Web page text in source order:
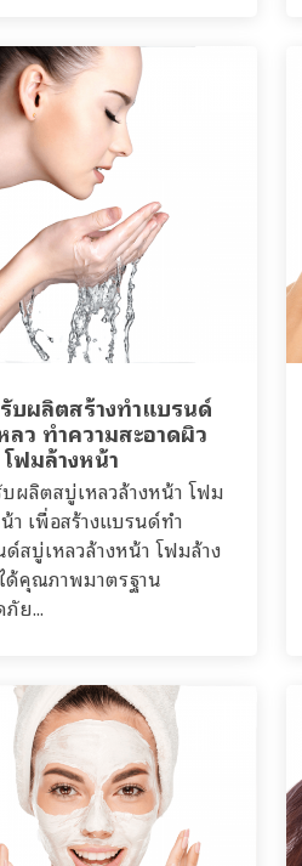
บผลิตสร้างทำแบรนด์
ลว ทำความสะอาดผิว
ฟมล้างหน้า
ผลิตสบู่เหลวล้างหน้า โฟม
า เพื่อสร้างแบรนด์ทำ
สบู่เหลวล้างหน้า โฟมล้าง
ด้คุณภาพมาตรฐาน
ย...